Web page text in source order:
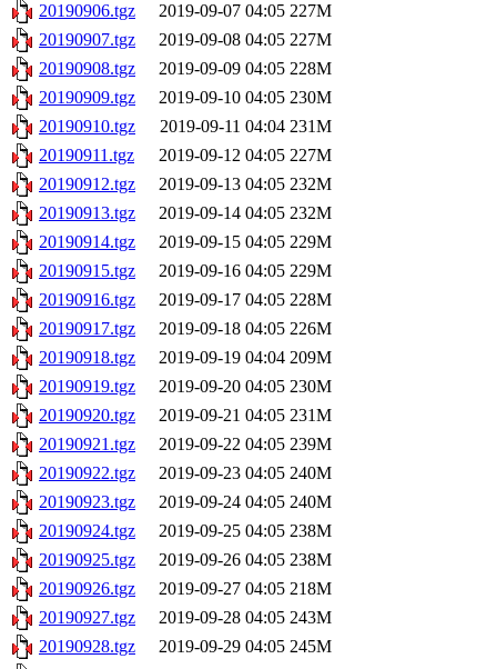
20190906.tgz
2019-09-07 04:05 227M
20190907.tgz
2019-09-08 04:05 227M
20190908.tgz
2019-09-09 04:05 228M
20190909.tgz
2019-09-10 04:05 230M
20190910.tgz
2019-09-11 04:04 231M
20190911.tgz
2019-09-12 04:05 227M
20190912.tgz
2019-09-13 04:05 232M
20190913.tgz
2019-09-14 04:05 232M
20190914.tgz
2019-09-15 04:05 229M
20190915.tgz
2019-09-16 04:05 229M
20190916.tgz
2019-09-17 04:05 228M
20190917.tgz
2019-09-18 04:05 226M
20190918.tgz
2019-09-19 04:04 209M
20190919.tgz
2019-09-20 04:05 230M
20190920.tgz
2019-09-21 04:05 231M
20190921.tgz
2019-09-22 04:05 239M
20190922.tgz
2019-09-23 04:05 240M
20190923.tgz
2019-09-24 04:05 240M
20190924.tgz
2019-09-25 04:05 238M
20190925.tgz
2019-09-26 04:05 238M
20190926.tgz
2019-09-27 04:05 218M
20190927.tgz
2019-09-28 04:05 243M
20190928.tgz
2019-09-29 04:05 245M